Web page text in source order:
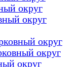
округ
округ
округ
округ
округ